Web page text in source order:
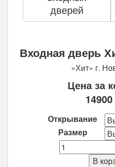
дверей
Входная дверь
«Хит» г.
Цена за
14900
Открывание
Размер
Количество
ВходнаяВ